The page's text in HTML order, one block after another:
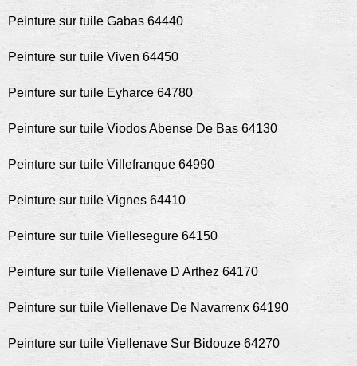
Peinture sur tuile Gabas 64440
Peinture sur tuile Viven 64450
Peinture sur tuile Eyharce 64780
Peinture sur tuile Viodos Abense De Bas 64130
Peinture sur tuile Villefranque 64990
Peinture sur tuile Vignes 64410
Peinture sur tuile Viellesegure 64150
Peinture sur tuile Viellenave D Arthez 64170
Peinture sur tuile Viellenave De Navarrenx 64190
Peinture sur tuile Viellenave Sur Bidouze 64270